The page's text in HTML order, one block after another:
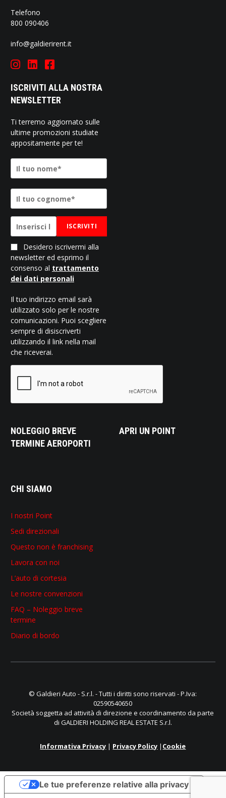
Telefono
800 090406
info@galdierirent.it
ISCRIVITI ALLA NOSTRA
NEWSLETTER
Ti terremo aggiornato sulle
ultime promozioni studiate
appositamente per te!
ISCRIVITI
Desidero iscrivermi alla
newsletter ed esprimo il
consenso al trattamento
dei dati personali
Il tuo indirizzo email sarà
utilizzato solo per le nostre
comunicazioni. Puoi scegliere
sempre di disiscriverti
utilizzando il link nella mail
che riceverai.
NOLEGGIO BREVE
TERMINE AEROPORTI
APRI UN POINT
CHI SIAMO
I nostri Point
Sedi direzionali
Questo non è franchising
Lavora con noi
L’auto di cortesia
Le nostre convenzioni
FAQ – Noleggio breve
termine
Diario di bordo
© Galdieri Auto - S.r.l. - Tutti i diritti sono riservati - P.Iva:
02590540650
Società soggetta ad attività di direzione e coordinamento da parte
di GALDIERI HOLDING REAL ESTATE S.r.l.
Informativa Privacy | Privacy Policy | Cookie
Le tue preferenze relative alla privacy